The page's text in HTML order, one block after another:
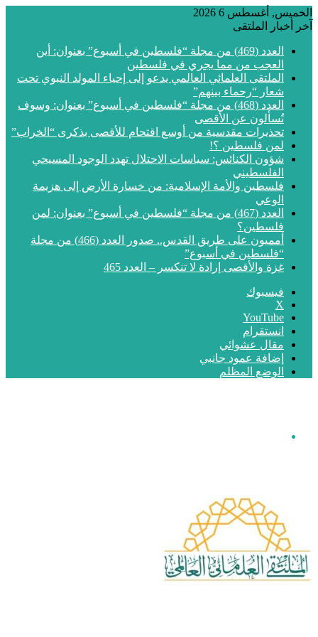
الخميس, أغسطس 6 2026
آخر أخبار الملتقى
العدد (469) من مجلة “فلسطين في أسبوع” بعنوان: أين
العجب من مما يجري في فلسطين
الملتقى العلمائي العالمي يدعو إلى إحياء المولد النبوي تحت
شعار “رحماء بينهم”
العدد (468) من مجلة “فلسطين في أسبوع” بعنوان: وسوف
تُسألون عن الأقصى
تحذيرات مقدسية من أوسع اقتحام للأقصى بذكرى “الخراب”
لمن فلسطين ؟!
شؤون الكنائس: سياسات الاحتلال تهدد الوجود المسيحي
الفلسطيني
فلسطين والأمة الإسلامية: من خسارة الأرض إلى هزيمة
الوعي
العدد (467) من مجلة “فلسطين في أسبوع” بعنوان: لمن
فلسطين؟
أمميون على طريق القدس.. صدور العدد (466) من مجلة
“فلسطين في أسبوع”
غزة والأقصى إرادة لا تنكسر – العدد 465
فيسبوك
‫X
‫YouTube
انستقرام
مقال عشوائي
إضافة عمود جانبي
الوضع المظلم